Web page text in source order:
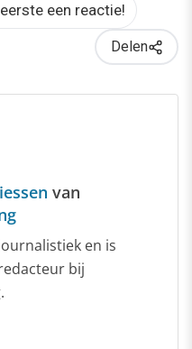
een reactie!
Delen
van
en is
bij